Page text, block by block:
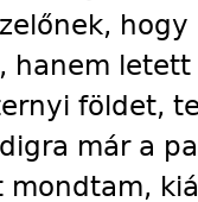
hanem
földet,
már a
mondtam,